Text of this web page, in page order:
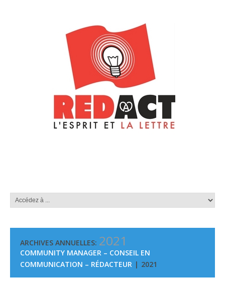
ARCHIVES ANNUELLES: 2021
COMMUNITY MANAGER – CONSEIL EN
COMMUNICATION – RÉDACTEUR
2021